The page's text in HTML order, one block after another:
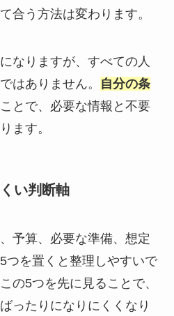
合う方法は変わります。
なりますが、すべての人
はありません。
自分の条
ことで、必要な情報と不要
ます。
い判断軸
予算、必要な準備、想定
つを置くと整理しやすいで
の5つを先に見ることで、
ったりになりにくくなり